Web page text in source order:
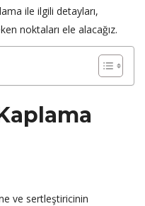
ile ilgili detayları,
noktaları ele alacağız.
ve sertleştiricinin